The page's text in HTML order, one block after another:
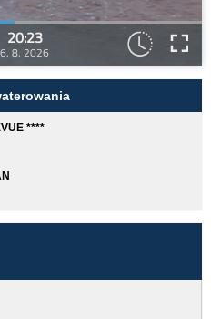
20:23
6. 8. 2026
****